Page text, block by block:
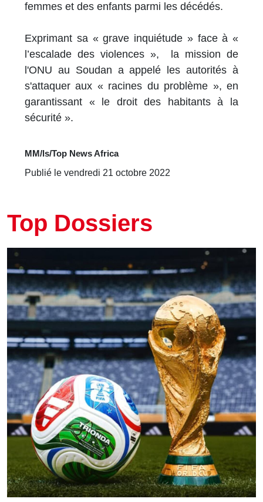
femmes et des enfants parmi les décédés.
Exprimant sa « grave inquiétude » face à «
l’escalade des violences », la mission de
l'ONU au Soudan a appelé les autorités à
s'attaquer aux « racines du problème », en
garantissant « le droit des habitants à la
sécurité ».
MM/ls/Top News Africa
Publié le vendredi 21 octobre 2022
Top Dossiers